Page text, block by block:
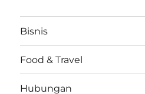
Bisnis
Food & Travel
Hubungan